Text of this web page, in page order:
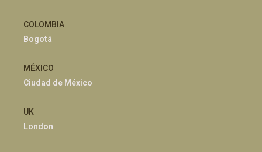
COLOMBIA
Bogotá
MÉXICO
Ciudad de México
UK
London